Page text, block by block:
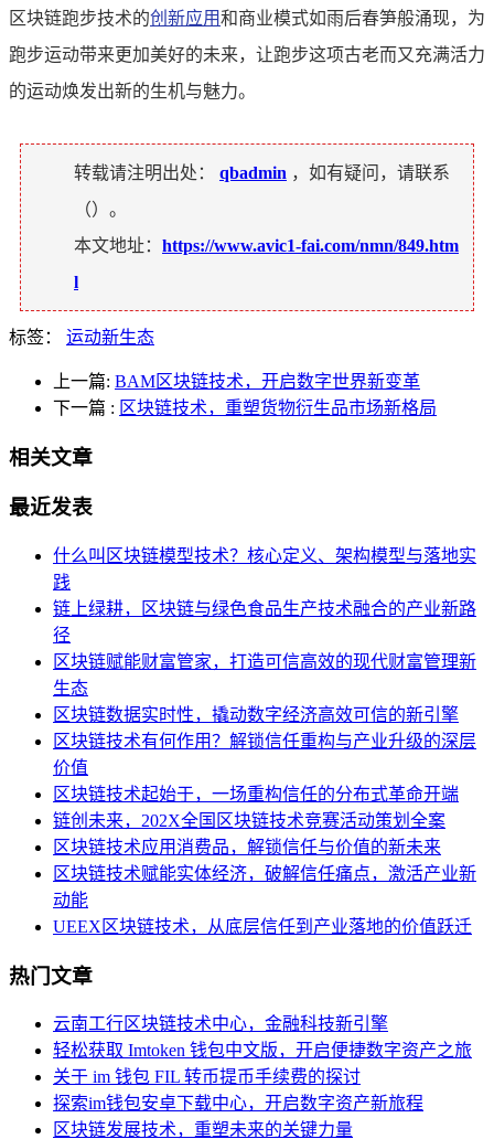
区块链跑步技术的创新应用和商业模式如雨后春笋般涌现，为
跑步运动带来更加美好的未来，让跑步这项古老而又充满活力
的运动焕发出新的生机与魅力。
转载请注明出处： qbadmin ，如有疑问，请联系
（）。
本文地址： https://www.avic1-fai.com/nmn/849.htm
l
标签： 运动新生态
上一篇: BAM区块链技术，开启数字世界新变革
下一篇 : 区块链技术，重塑货物衍生品市场新格局
相关文章
最近发表
什么叫区块链模型技术？核心定义、架构模型与落地实
践
链上绿耕，区块链与绿色食品生产技术融合的产业新路
径
区块链赋能财富管家，打造可信高效的现代财富管理新
生态
区块链数据实时性，撬动数字经济高效可信的新引擎
区块链技术有何作用？解锁信任重构与产业升级的深层
价值
区块链技术起始于，一场重构信任的分布式革命开端
链创未来，202X全国区块链技术竞赛活动策划全案
区块链技术应用消费品，解锁信任与价值的新未来
区块链技术赋能实体经济，破解信任痛点，激活产业新
动能
UEEX区块链技术，从底层信任到产业落地的价值跃迁
热门文章
云南工行区块链技术中心，金融科技新引擎
轻松获取 Imtoken 钱包中文版，开启便捷数字资产之旅
关于 im 钱包 FIL 转币提币手续费的探讨
探索im钱包安卓下载中心，开启数字资产新旅程
区块链发展技术，重塑未来的关键力量